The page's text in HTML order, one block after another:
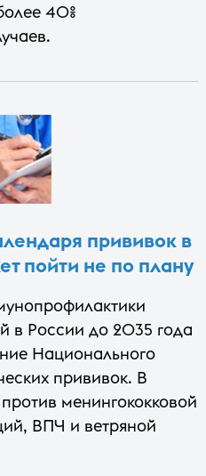
40%
прививок в
пойти не по плану
в России до 2035 года
Национального
прививок. В
менингококковой
ВПЧ и ветряной